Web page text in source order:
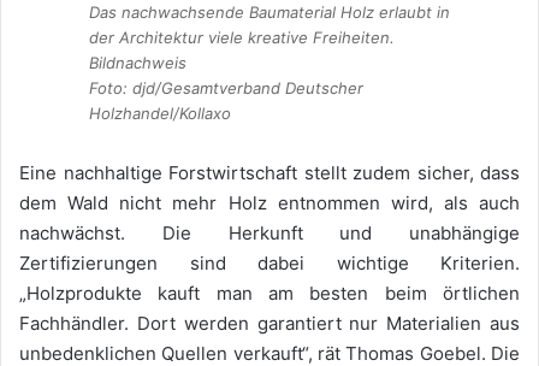
Das nachwachsende Baumaterial Holz erlaubt in
der Architektur viele kreative Freiheiten.
Bildnachweis
Foto: djd/Gesamtverband Deutscher
Holzhandel/Kollaxo
Eine nachhaltige Forstwirtschaft stellt zudem sicher, dass
dem Wald nicht mehr Holz entnommen wird, als auch
nachwächst. Die Herkunft und unabhängige
Zertifizierungen sind dabei wichtige Kriterien.
„Holzprodukte kauft man am besten beim örtlichen
Fachhändler. Dort werden garantiert nur Materialien aus
unbedenklichen Quellen verkauft“, rät Thomas Goebel. Die